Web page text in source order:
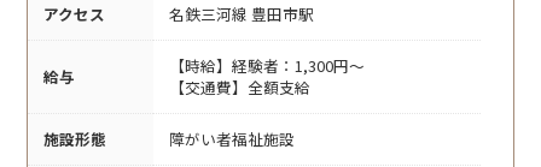
アクセス 名鉄三河線 豊田市駅
給与
【時給】経験者：1,300円～
【交通費】全額支給
施設形態 障がい者福祉施設